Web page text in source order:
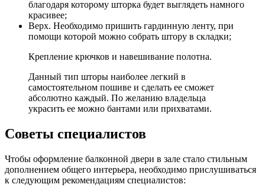
благодаря которому шторка будет выглядеть намного
красивее;
Верх. Необходимо пришить гардинную ленту, при
помощи которой можно собрать штору в складки;
Крепление крючков и навешивание полотна.
Данный тип шторы наиболее легкий в
самостоятельном пошиве и сделать ее сможет
абсолютно каждый. По желанию владельца
украсить ее можно бантами или прихватами.
Советы специалистов
Чтобы оформление балконной двери в зале стало стильным
дополнением общего интерьера, необходимо прислушиваться
к следующим рекомендациям специалистов: